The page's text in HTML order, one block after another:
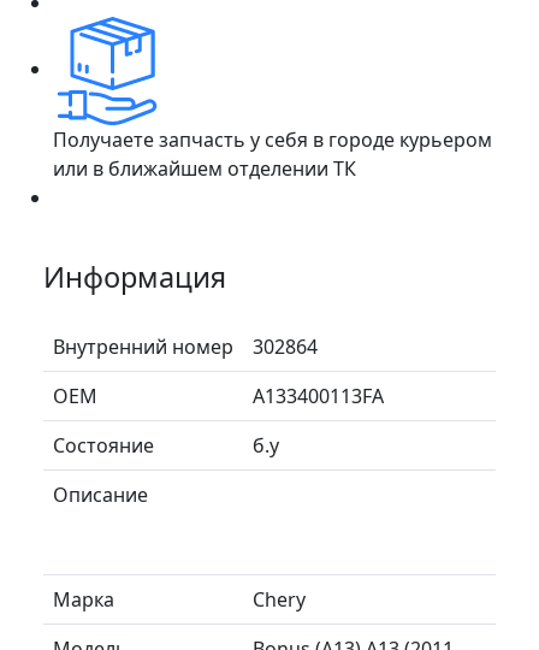
Получаете запчасть у себя в городе курьером
или в ближайшем отделении ТК
Информация
Внутренний номер
302864
ОЕМ
A133400113FA
Состояние
б.у
Описание
Марка
Chery